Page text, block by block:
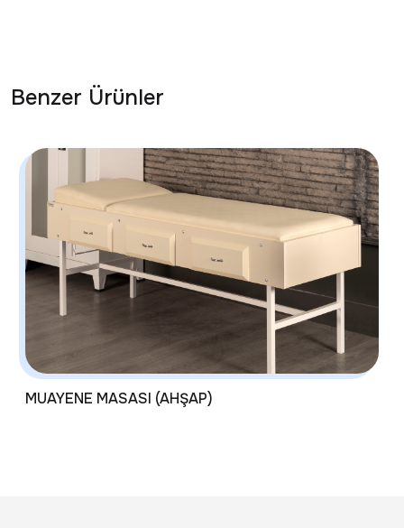
Benzer Ürünler
MUAYENE MASASI (AHŞAP)